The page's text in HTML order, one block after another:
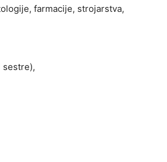
farmacije, strojarstva,
sestre),